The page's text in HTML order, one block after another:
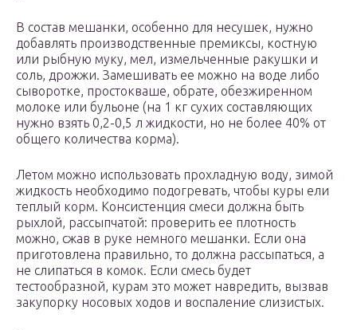
В состав мешанки, особенно для несушек, нужно
добавлять производственные премиксы, костную
или рыбную муку, мел, измельченные ракушки и
соль, дрожжи. Замешивать ее можно на воде либо
сыворотке, простокваше, обрате, обезжиренном
молоке или бульоне (на 1 кг сухих составляющих
нужно взять 0,2-0,5 л жидкости, но не более 40% от
общего количества корма).
Летом можно использовать прохладную воду, зимой
жидкость необходимо подогревать, чтобы куры ели
теплый корм. Консистенция смеси должна быть
рыхлой, рассыпчатой: проверить ее плотность
можно, сжав в руке немного мешанки. Если она
приготовлена правильно, то должна рассыпаться, а
не слипаться в комок. Если смесь будет
тестообразной, курам это может навредить, вызвав
закупорку носовых ходов и воспаление слизистых.